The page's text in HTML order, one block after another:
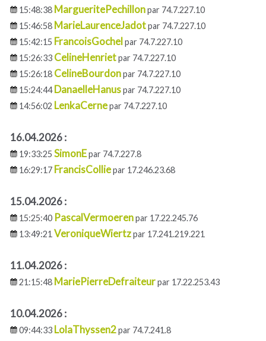
15:48:38 MargueritePechillonpar 74.7.227.10
15:46:58 MarieLaurenceJadotpar 74.7.227.10
15:42:15 FrancoisGochel par 74.7.227.10
15:26:33 CelineHenrietpar 74.7.227.10
15:26:18 CelineBourdonpar 74.7.227.10
15:24:44 DanaelleHanuspar 74.7.227.10
14:56:02 LenkaCernepar 74.7.227.10
16.04.2026 :
19:33:25 SimonEpar 74.7.227.8
16:29:17 FrancisColliepar 17.246.23.68
15.04.2026 :
15:25:40 PascalVermoerenpar 17.22.245.76
13:49:21 VeroniqueWiertzpar 17.241.219.221
11.04.2026 :
21:15:48 MariePierreDefraiteurpar 17.22.253.43
10.04.2026 :
09:44:33 LolaThyssen2par 74.7.241.8